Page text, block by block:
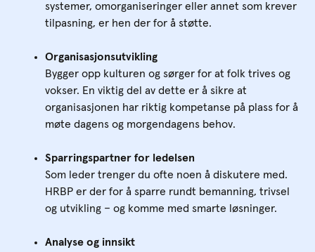
systemer, omorganiseringer eller annet som krever
tilpasning, er hen der for å støtte.
Organisasjonsutvikling
Bygger opp kulturen og sørger for at folk trives og
vokser. En viktig del av dette er å sikre at
organisasjonen har riktig kompetanse på plass for å
møte dagens og morgendagens behov.
Sparringspartner for ledelsen
Som leder trenger du ofte noen å diskutere med.
HRBP er der for å sparre rundt bemanning, trivsel
og utvikling – og komme med smarte løsninger.
Analyse og innsikt